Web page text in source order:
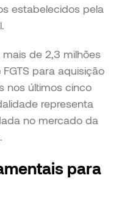
estabelecidos pela
de 2,3 milhões
para aquisição
nos últimos cinco
representa
no mercado da
para